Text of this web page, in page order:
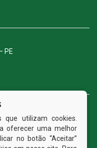
PE
que utilizam cookies.
oferecer uma melhor
no botão “Aceitar”